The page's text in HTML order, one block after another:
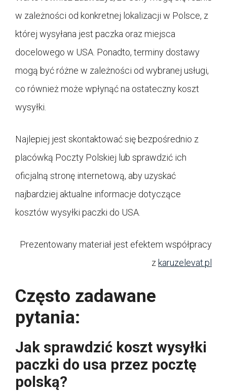
w zależności od konkretnej lokalizacji w Polsce, z
której wysyłana jest paczka oraz miejsca
docelowego w USA. Ponadto, terminy dostawy
mogą być różne w zależności od wybranej usługi,
co również może wpłynąć na ostateczny koszt
wysyłki.
Najlepiej jest skontaktować się bezpośrednio z
placówką Poczty Polskiej lub sprawdzić ich
oficjalną stronę internetową, aby uzyskać
najbardziej aktualne informacje dotyczące
kosztów wysyłki paczki do USA.
Prezentowany materiał jest efektem współpracy
z karuzelevat.pl
Często zadawane
pytania:
Jak sprawdzić koszt wysyłki
paczki do usa przez pocztę
polską?